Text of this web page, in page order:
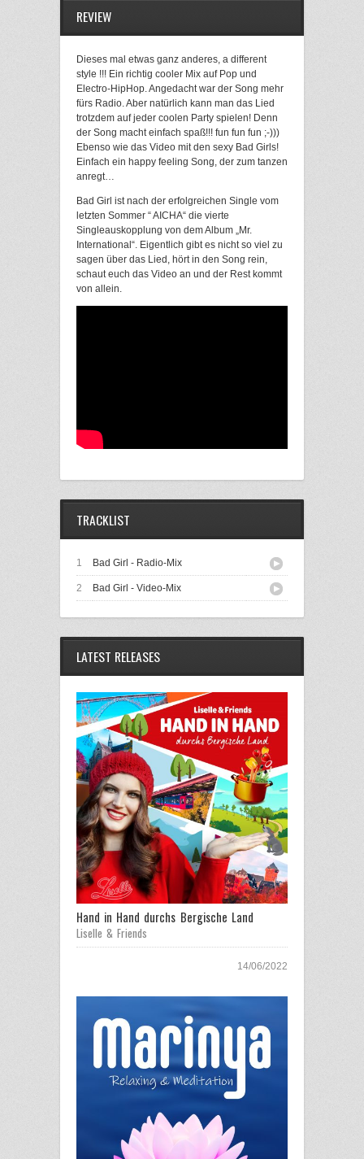
REVIEW
Dieses mal etwas ganz anderes, a different
style !!! Ein richtig cooler Mix auf Pop und
Electro-HipHop. Angedacht war der Song mehr
fürs Radio. Aber natürlich kann man das Lied
trotzdem auf jeder coolen Party spielen! Denn
der Song macht einfach spaß!!! fun fun fun ;-)))
Ebenso wie das Video mit den sexy Bad Girls!
Einfach ein happy feeling Song, der zum tanzen
anregt…
Bad Girl ist nach der erfolgreichen Single vom
letzten Sommer “ AICHA“ die vierte
Singleauskopplung von dem Album „Mr.
International“. Eigentlich gibt es nicht so viel zu
sagen über das Lied, hört in den Song rein,
schaut euch das Video an und der Rest kommt
von allein.
TRACKLIST
1 Bad Girl - Radio-Mix
2 Bad Girl - Video-Mix
LATEST RELEASES
Hand in Hand durchs Bergische Land
Liselle & Friends
14/06/2022